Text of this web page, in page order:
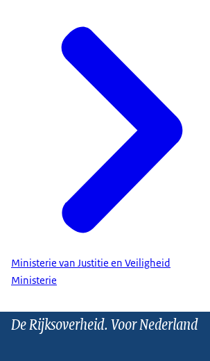
Ministerie van Justitie en Veiligheid
Ministerie
De Rijksoverheid. Voor Nederland